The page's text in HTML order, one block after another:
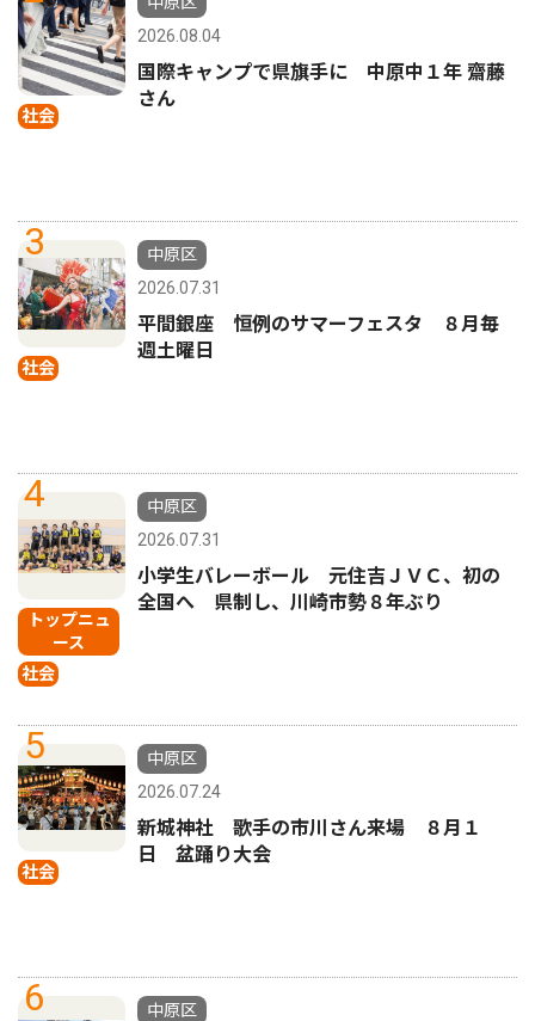
社会
2026.08.04
国際キャンプで県旗手に 中原中１年 齋藤
さん
3
社会
中原区
2026.07.31
平間銀座 恒例のサマーフェスタ ８月毎
週土曜日
4
トップニュ
ース
社会
中原区
2026.07.31
小学生バレーボール 元住吉ＪＶＣ、初の
全国へ 県制し、川崎市勢８年ぶり
5
社会
中原区
2026.07.24
新城神社 歌手の市川さん来場 ８月１
日 盆踊り大会
6
中原区